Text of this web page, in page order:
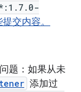
交内容。
题：如果从未
添加过